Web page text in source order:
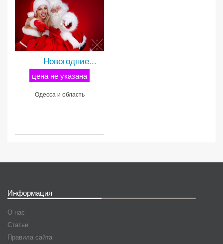
Новогодние...
цена не указана
Одесса и область
Информация
О нас
Статьи
Правила сайта